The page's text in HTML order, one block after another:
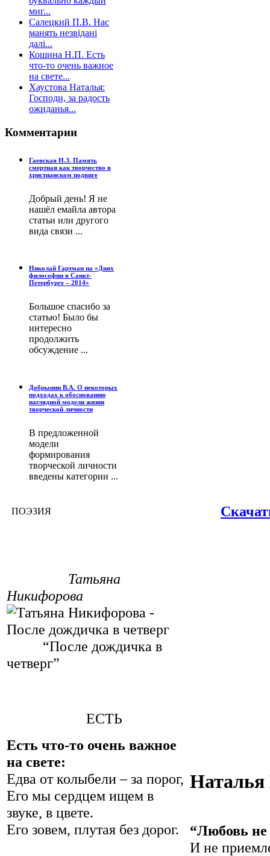
миг...
Салецкий П.В. Нас
манять незвідані
далі...
Кошина Н.П. Есть
что-то очень важное
на свете...
Хаустова Наталья:
Господи, за радость
ожиданья...
Комментарии
Гаевская Н.З. Память
смертная как творчество в
христианском подвиге
Добрый день! Я не
нашёл емайла автора
статьи или другого
вида связи ...
Николай Гартман на «Днях
философии в Санкт-
Петербурге – 2014»
Большое спасибо за
статью! Было бы
интересно
продолжить
обсуждение ...
Добрынин В.А. О некоторых
подходах к обоснованию
наглядной модели жизни
творческой личности
В предложенной
модели
формирования
творческой личности
введены категории ...
ПОЭЗИЯ
“Любовь не
И не
Татьяна
Никифорова
“После дождичка в
четверг”
ЕСТЬ
Есть что-то очень важное
на свете:
Едва от колыбели – за порог,
Его мы сердцем ищем в
звуке, в цвете.
Его зовем, плутая без дорог.